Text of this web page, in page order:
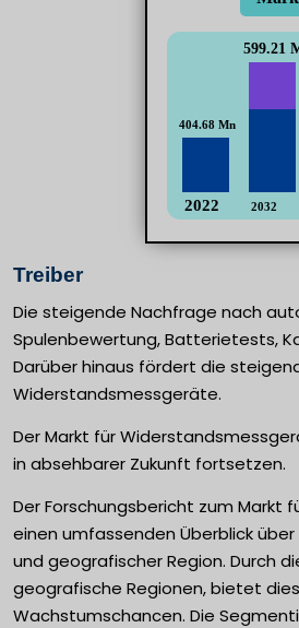
Treiber
Die steigende Nachfrage nach
Spulenbewertung, Batterietests,
Darüber hinaus fördert die
Widerstandsmessgeräte.
Der Markt für
in absehbarer Zukunft fortsetzen.
Der Forschungsbericht zum
einen umfassenden Überblick
und geografischer Region. Durch
geografische Regionen, bietet
Wachstumschancen. Die